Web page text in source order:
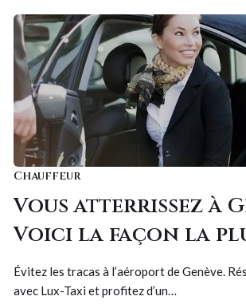
Chauffeur
Vous atterrissez à
Voici la façon la
de prendre un taxi
attendre !
Évitez les tracas à l’aéroport de Genève.
avec Lux-Taxi et profitez d’un…